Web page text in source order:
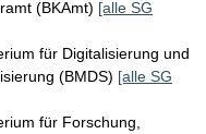
(BKAmt) [alle SG
für Digitalisierung und
(BMDS) [alle SG
für Forschung,